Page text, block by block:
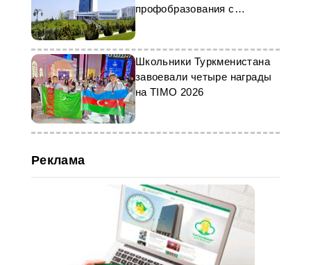
профобразования с
участием КНР
Школьники Туркменистана
завоевали четыре награды
на TIMO 2026
Реклама